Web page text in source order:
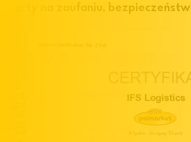
oparty na zaufaniu,